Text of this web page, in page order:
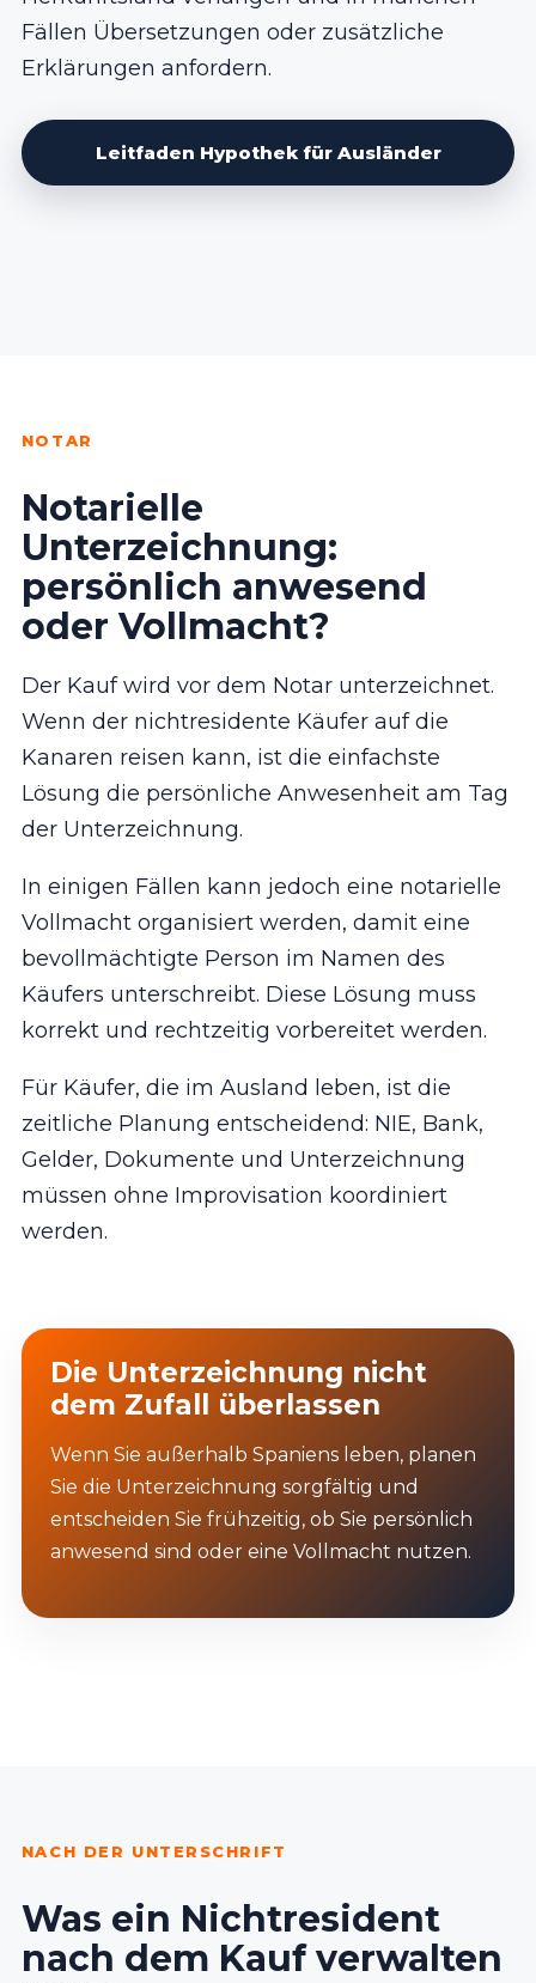
Fällen Übersetzungen oder zusätzliche
Erklärungen anfordern.
Leitfaden Hypothek für Ausländer
NOTAR
Notarielle
Unterzeichnung:
persönlich anwesend
oder Vollmacht?
Der Kauf wird vor dem Notar unterzeichnet.
Wenn der nichtresidente Käufer auf die
Kanaren reisen kann, ist die einfachste
Lösung die persönliche Anwesenheit am Tag
der Unterzeichnung.
In einigen Fällen kann jedoch eine notarielle
Vollmacht organisiert werden, damit eine
bevollmächtigte Person im Namen des
Käufers unterschreibt. Diese Lösung muss
korrekt und rechtzeitig vorbereitet werden.
Für Käufer, die im Ausland leben, ist die
zeitliche Planung entscheidend: NIE, Bank,
Gelder, Dokumente und Unterzeichnung
müssen ohne Improvisation koordiniert
werden.
Die Unterzeichnung nicht
dem Zufall überlassen
Wenn Sie außerhalb Spaniens leben, planen
Sie die Unterzeichnung sorgfältig und
entscheiden Sie frühzeitig, ob Sie persönlich
anwesend sind oder eine Vollmacht nutzen.
NACH DER UNTERSCHRIFT
Was ein Nichtresident
nach dem Kauf verwalten